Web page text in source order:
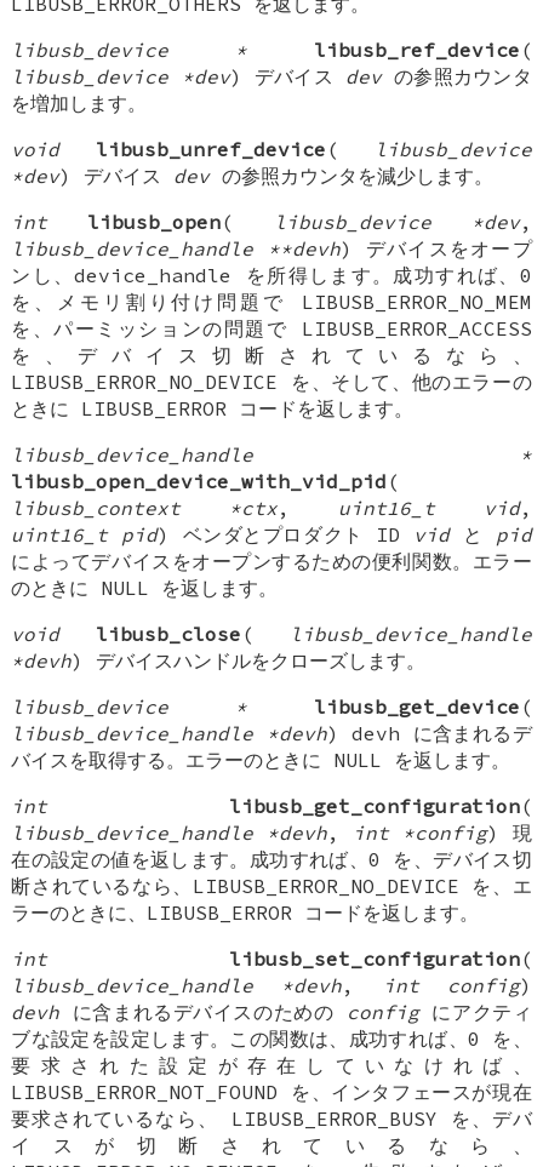
libusb_device *
libusb_ref_device (
libusb_device *dev) デバイス devの参照カウンタ
を増加します。
void
libusb_unref_device (
libusb_device
*dev) デバイス devの参照カウンタを減少します。
int
libusb_open( libusb_device *dev,
libusb_device_handle **devh) デバイスをオープ
ンし、device_handle を所得します。成功すれば、0
を、メモリ割り付け問題で LIBUSB_ERROR_NO_MEM
を、パーミッションの問題で LIBUSB_ERROR_ACCESS
を、デバイス切断されているなら、
LIBUSB_ERROR_NO_DEVICE を、そして、他のエラーの
ときに LIBUSB_ERROR コードを返します。
libusb_device_handle *
libusb_open_device_with_vid_pid (
libusb_context *ctx, uint16_t vid,
uint16_t pid) ベンダとプロダクト ID vidと pid
によってデバイスをオープンするための便利関数。エラー
のときに NULL を返します。
void
libusb_close (
libusb_device_handle
*devh) デバイスハンドルをクローズします。
libusb_device *
libusb_get_device (
libusb_device_handle *devh) devh に含まれるデ
バイスを取得する。エラーのときに NULL を返します。
int
libusb_get_configuration(
libusb_device_handle *devh, int *config) 現
在の設定の値を返します。成功すれば、0 を、デバイス切
断されているなら、LIBUSB_ERROR_NO_DEVICE を、エ
ラーのときに、LIBUSB_ERROR コードを返します。
int
libusb_set_configuration(
libusb_device_handle *devh, int config)
devh に含まれるデバイスのための configにアクティ
ブな設定を設定します。この関数は、成功すれば、0 を、
要求された設定が存在していなければ、
LIBUSB_ERROR_NOT_FOUND を、インタフェースが現在
要求されているなら、 LIBUSB_ERROR_BUSY を、デバ
イスが切断されているなら、